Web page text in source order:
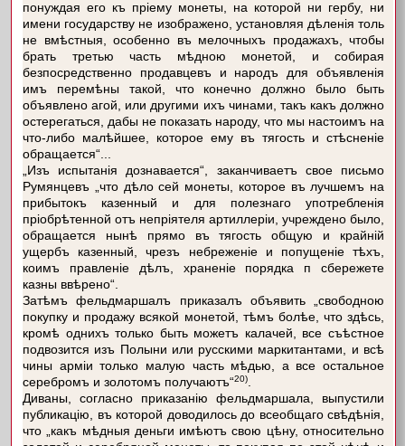
понуждая его къ пріему монеты, на которой ни гербу, ни
имени государству не изображено, установляя дѣленія толь
не вмѣстныя, особенно въ мелочныхъ продажахъ, чтобы
брать третью часть мѣдною монетой, и собирая
безпосредственно продавцевъ и народъ для объявленія
имъ перемѣны такой, что конечно должно было быть
объявлено агой, или другими ихъ чинами, такъ какъ должно
остерегаться, дабы не показать народу, что мы настоимъ на
что-либо малѣйшее, которое ему въ тягость и стѣсненіе
обращается“...
„Изъ испытанія дознавается“, заканчиваетъ свое письмо
Румянцевъ „что дѣло сей монеты, которое въ лучшемъ на
прибытокъ казенный и для полезнаго употребленія
пріобрѣтенной отъ непріятеля артиллеріи, учреждено было,
обращается нынѣ прямо въ тягость общую и крайній
ущербъ казенный, чрезъ небреженіе и попущеніе тѣхъ,
коимъ правленіе дѣлъ, храненіе порядка п сбережете
казны ввѣрено“.
Затѣмъ фельдмаршалъ приказалъ объявить „свободною
покупку и продажу всякой монетой, тѣмъ болѣе, что здѣсь,
кромѣ однихъ только быть можетъ калачей, все съѣстное
подвозится изъ Полыни или русскими маркитантами, и всѣ
чины арміи только малую часть мѣдью, а все остальное
серебромъ и золотомъ получаютъ“20)
Диваны, согласно приказанію фельдмаршала, выпустили
публикацію, въ которой доводилось до всеобщаго свѣдѣнія,
что „какъ мѣдныя деньги имѣютъ свою цѣну, относительно